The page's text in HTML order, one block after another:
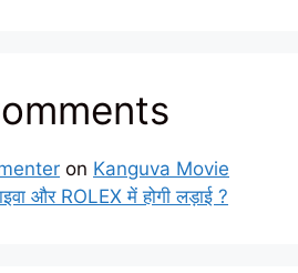
on Kanguva Movie
और ROLEX में होगी लड़ाई ?